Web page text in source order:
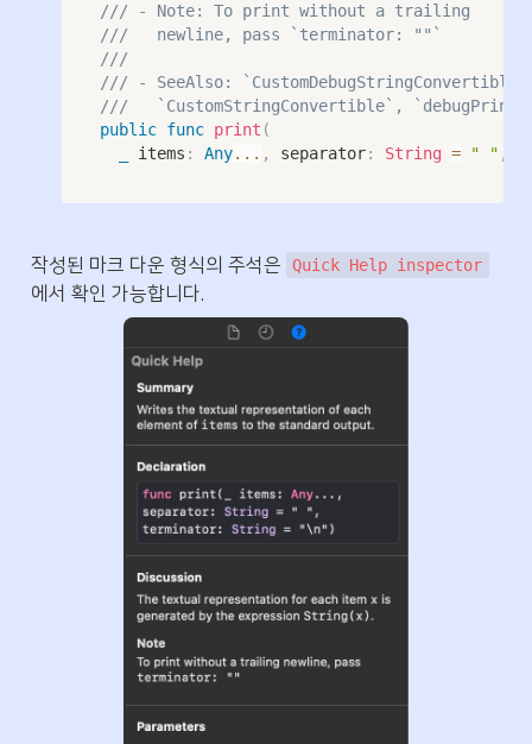
/// - Note: To print without a trailing
///   newline, pass `terminator: ""`
///                                              ⎬
/// - SeeAlso:
///   `CustomStringConvertible`,
public func print (
items : Any... , separator: String = " " ,
작성된 마크 다운 형식의 주석은 Quick Help inspector
에서 확인 가능합니다.